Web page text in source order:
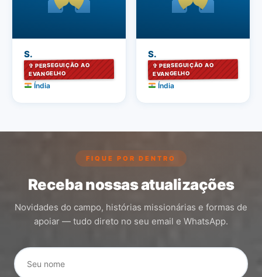
S.
✞ PERSEGUIÇÃO AO
EVANGELHO
Índia
S.
✞ PERSEGUIÇÃO AO
EVANGELHO
Índia
FIQUE POR DENTRO
Receba nossas atualizações
Novidades do campo, histórias missionárias e formas de
apoiar — tudo direto no seu email e WhatsApp.